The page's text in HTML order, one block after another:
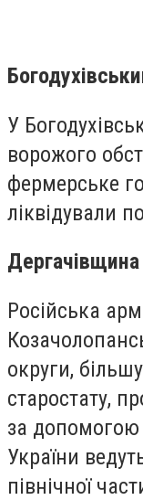
У
ворожого
фермерське
ліквідували
Дергачівщина
Російська
округи,
старостату,
за
України
північної